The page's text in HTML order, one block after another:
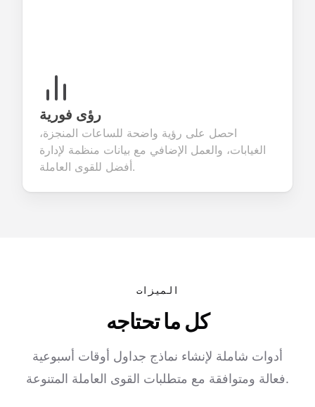
رؤى فورية
احصل على رؤية واضحة للساعات المنجزة،
الغيابات، والعمل الإضافي مع بيانات منظمة لإدارة
أفضل للقوى العاملة.
الميزات
كل ما تحتاجه
أدوات شاملة لإنشاء نماذج جداول أوقات أسبوعية
فعالة ومتوافقة مع متطلبات القوى العاملة المتنوعة.